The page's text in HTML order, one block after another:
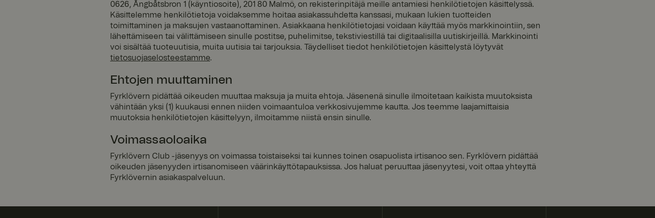
0626, Ångbåtsbron 1 (käyntiosoite), 201 80 Malmö, on rekisterinpitäjä meille antamiesi henkilötietojen käsittelyssä.
Käsittelemme henkilötietoja voidaksemme hoitaa asiakassuhdetta kanssasi, mukaan lukien tuotteiden
toimittaminen ja maksujen vastaanottaminen. Asiakkaana henkilötietojasi voidaan käyttää myös markkinointiin, sen
lähettämiseen tai välittämiseen sinulle postitse, puhelimitse, tekstiviestillä tai digitaalisilla uutiskirjeillä. Markkinointi
voi sisältää tuoteuutisia, muita uutisia tai tarjouksia. Täydelliset tiedot henkilötietojen käsittelystä löytyvät
tietosuojaselosteestamme.
Ehtojen muuttaminen
Fyrklövern pidättää oikeuden muuttaa maksuja ja muita ehtoja. Jäsenenä sinulle ilmoitetaan kaikista muutoksista
vähintään yksi (1) kuukausi ennen niiden voimaantuloa verkkosivujemme kautta. Jos teemme laajamittaisia
muutoksia henkilötietojen käsittelyyn, ilmoitamme niistä ensin sinulle.
Voimassaoloaika
Fyrklövern Club -jäsenyys on voimassa toistaiseksi tai kunnes toinen osapuolista irtisanoo sen. Fyrklövern pidättää
oikeuden jäsenyyden irtisanomiseen väärinkäyttötapauksissa. Jos haluat peruuttaa jäsenyytesi, voit ottaa yhteyttä
Fyrklövernin asiakaspalveluun.
.astiasto-
opas.fyrkl
overn.co
m
ttia 57
sekunt
ia
käytöstä.
FPGSID
Google
.fyrklover
29
minuu
Tätä evästettä käytetään käyttäjän istuntotilan säilyttämiseen sivujen
pyynnöissä.
_pinterest_ct_ua
.ct.pintere
st.com
x-ms-routing-name
Microsoft
59
Tätä evästettä käytetään varmistamaan, että käyttäjän selausistunto on
ASP.NET_SessionId
Microsoft
Corporati
Istunt
o
Tämän evästeen on asettanut Doubleclick, ja se antaa tietoja siitä, miten
loppukäyttäjä käyttää verkkosivustoa, sekä kaikista mainoksista, jotka
loppukäyttäjä on saattanut nähdä ennen vierailua mainitussa
SERVERID
Istunt
Yleensä käytetään kuormituksen tasapainottamiseen. Tunnistaa palvelimen,